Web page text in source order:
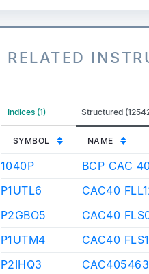
RELATED
Indices (1) Structured
SYMBOL NAME
1040P BCP CAC
P1UTL6
CAC40
P2GBO5
CAC40
P1UTM4
CAC40
P2IHQ3